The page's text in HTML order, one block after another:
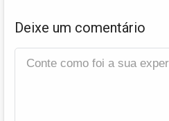
Deixe um comentário